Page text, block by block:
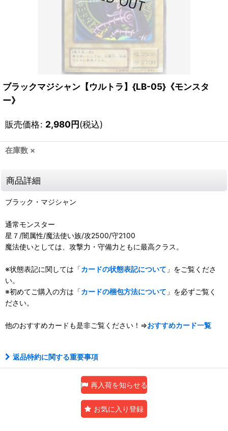
ブラックマジシャン【ウルトラ】{LB-05}《モンスタ
ー》
販売価格: 2,980円(税込)
在庫数 ×
商品詳細
ブラック・マジシャン
通常モンスター
星７/闇属性/魔法使い族/攻2500/守2100
魔法使いとしては、攻撃力・守備力ともに最高クラス。
※状態表記に関しては「カードの状態表記について 」をご覧くださ
い。
※初めてご購入の方は「カードの梱包方法について 」を必ずご覧く
ださい。
他のおすすめカードも是非ご覧ください！⇒おすすめカード一覧
返品特約に関する重要事項
再入荷を知らせる
お気に入り登録